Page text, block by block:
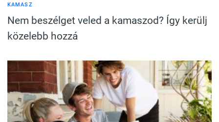
KAMASZ
Nem beszélget veled a kamaszod? Így kerülj
közelebb hozzá